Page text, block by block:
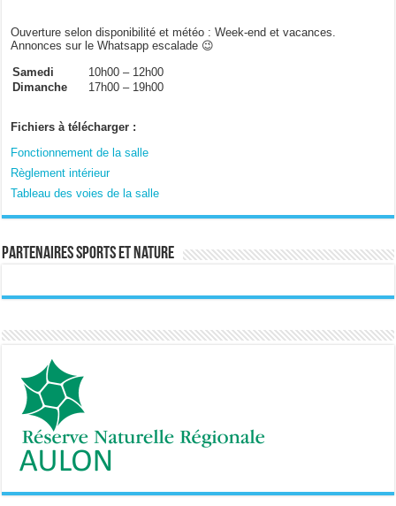
Ouverture selon disponibilité et météo : Week-end et vacances.
Annonces sur le Whatsapp escalade 😉
Samedi
10h00 – 12h00
Dimanche
17h00 – 19h00
Fichiers à télécharger :
Fonctionnement de la salle
Règlement intérieur
Tableau des voies de la salle
Partenaires sports et nature